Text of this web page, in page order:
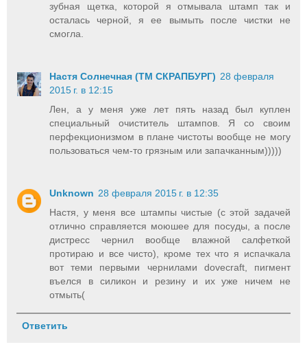
зубная щетка, которой я отмывала штамп так и
осталась черной, я ее вымыть после чистки не
смогла.
Настя Солнечная (ТМ СКРАПБУРГ) 28 февраля
2015 г. в 12:15
Лен, а у меня уже лет пять назад был куплен
специальный очиститель штампов. Я со своим
перфекционизмом в плане чистоты вообще не могу
пользоваться чем-то грязным или запачканным)))))
Unknown 28 февраля 2015 г. в 12:35
Настя, у меня все штампы чистые (с этой задачей
отлично справляется моюшее для посуды, а после
дистресс чернил вообще влажной салфеткой
протираю и все чисто), кроме тех что я испачкала
вот теми первыми чернилами dovecraft, пигмент
въелся в силикон и резину и их уже ничем не
отмыть(
Ответить